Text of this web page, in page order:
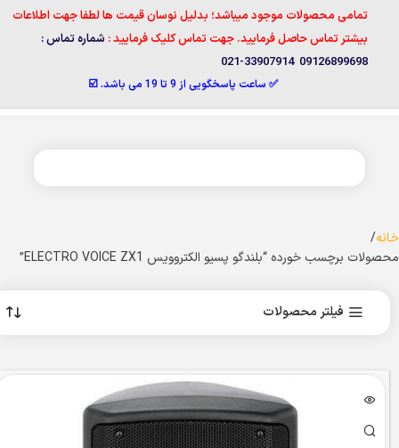
تمامی محصولات موجود میباشد؛ بدلیل نوسان قیمت ها لطفا جهت اطلاعات
بیشتر تماس حاصل فرمایید. جهت تماس کلیک فرمایید : شماره تماس :
09126899698 33907914-021
✅ ساعت پاسخگویی از 9 تا 19 می باشد. ☑️
خانه
محصولات برچسب خورده “بلندگو پسیو الکتروویس ELECTRO VOICE ZX1”
فیلتر محصولات